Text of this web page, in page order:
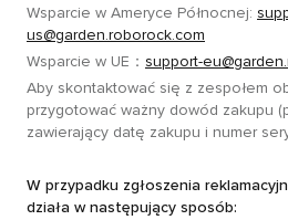
Wsparcie w Ameryce Północnej:
us@garden.roborock.com
Wsparcie w UE： support-
Aby skontaktować się z zespołem
przygotować ważny dowód zakupu
zawierający datę zakupu i numer
W przypadku zgłoszenia
działa w następujący sposób: